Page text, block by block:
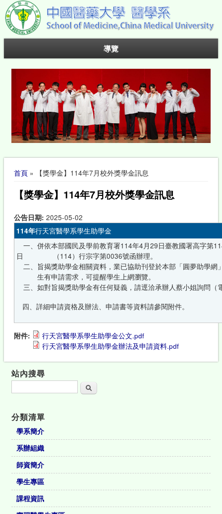
導覽
您在這裡
首頁» 【獎學金】114年7月校外獎學金訊息
【獎學金】114年7月校外獎學金訊息
公告日期: 2025-05-02
114年行天宮醫學系學生助學金
一、併依本部國民及學前教育署114年4月29日臺教國署高字第
日 （114）行宗字第0036號函辦理。
二、旨揭獎助學金相關資料，業已協助刊登於本部「圓夢助學網
生有申請需求，可提醒學生上網瀏覽。
三、如對旨揭獎助學金有任何疑義，請逕洽承辦人蔡小姐詢問（
四、詳細申請資格及辦法、申請書等資料請參閱附件。
附件:
行天宮醫學系學生助學金公文.pdf
行天宮醫學系學生助學金辦法及申請資料.pdf
站內搜尋
搜尋
分類清單
學系簡介
系辦組織
師資簡介
學生專區
課程資訊